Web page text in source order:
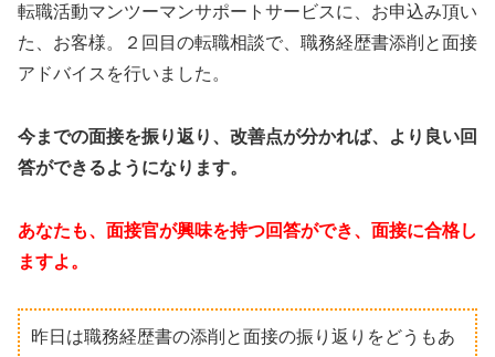
転職活動マンツーマンサポートサービスに、お申込み頂い
た、お客様。２回目の転職相談で、職務経歴書添削と面接
アドバイスを行いました。
今までの面接を振り返り、改善点が分かれば、より良い回
答ができるようになります。
あなたも、面接官が興味を持つ回答ができ、面接に合格し
ますよ。
昨日は職務経歴書の添削と面接の振り返りをどうもあ